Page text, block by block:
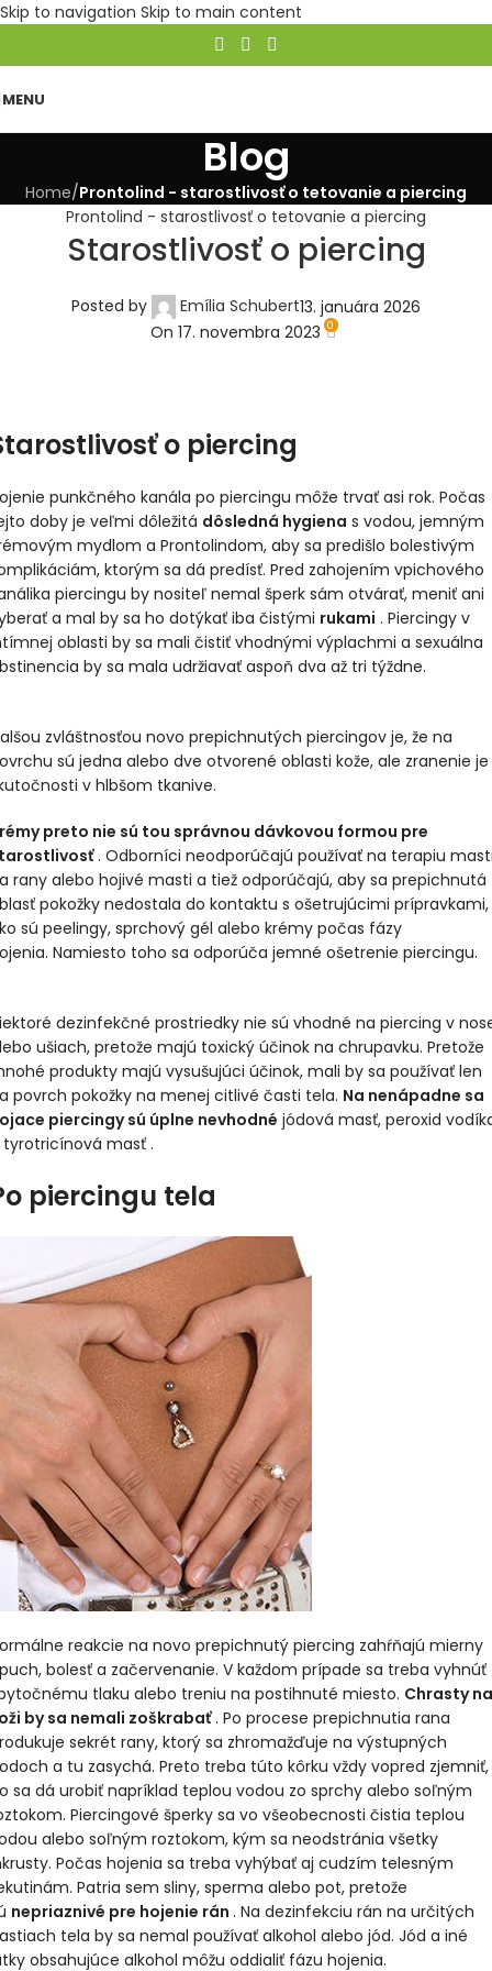
Skip to navigation Skip to main content
MENU
Blog
Home/Prontolind - starostlivosť o tetovanie a piercing
Prontolind - starostlivosť o tetovanie a piercing
Starostlivosť o piercing
Posted by Emília Schubert13. januára 2026
On 17. novembra 2023 0
o piercing
punkčného kanála po piercingu môže trvať asi rok. Počas
doby je veľmi dôležitá dôsledná hygiena s vodou, jemným
mydlom a Prontolindom, aby sa predišlo bolestivým
ktorým sa dá predísť. Pred zahojením vpichového
piercingu by nositeľ nemal šperk sám otvárať, meniť ani
a mal by sa ho dotýkať iba čistými rukami . Piercingy v
oblasti by sa mali čistiť vhodnými výplachmi a sexuálna
by sa mala udržiavať aspoň dva až tri týždne.
zvláštnosťou novo prepichnutých piercingov je, že na
sú jedna alebo dve otvorené oblasti kože, ale zranenie
v hlbšom tkanive.
preto nie sú tou správnou dávkovou formou pre
. Odborníci neodporúčajú používať na terapiu
rany alebo hojivé masti a tiež odporúčajú, aby sa prepichnutá
pokožky nedostala do kontaktu s ošetrujúcimi prípravkami,
sú peelingy, sprchový gél alebo krémy počas fázy
Namiesto toho sa odporúča jemné ošetrenie piercingu.
dezinfekčné prostriedky nie sú vhodné na piercing v
ušiach, pretože majú toxický účinok na chrupavku. Pretože
produkty majú vysušujúci účinok, mali by sa používať len
povrch pokožky na menej citlivé časti tela. Na nenápadne sa
piercingy sú úplne nevhodné jódová masť, peroxid
tyrotricínová masť .
piercingu tela
reakcie na novo prepichnutý piercing zahŕňajú mierny
bolesť a začervenanie. V každom prípade sa treba vyhnúť
tlaku alebo treniu na postihnuté miesto. Chrasty na
by sa nemali zoškrabať. Po procese prepichnutia rana
sekrét rany, ktorý sa zhromažďuje na výstupných
a tu zasychá. Preto treba túto kôrku vždy vopred zjemniť,
sa dá urobiť napríklad teplou vodou zo sprchy alebo soľným
Piercingové šperky sa vo všeobecnosti čistia teplou
alebo soľným roztokom, kým sa neodstránia všetky
Počas hojenia sa treba vyhýbať aj cudzím telesným
Patria sem sliny, sperma alebo pot, pretože
nepriaznivé pre hojenie rán . Na dezinfekciu rán na určitých
tela by sa nemal používať alkohol alebo jód. Jód a iné
obsahujúce alkohol môžu oddialiť fázu hojenia.